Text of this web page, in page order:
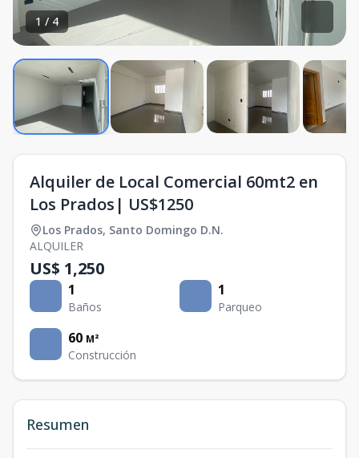
1 / 4
Alquiler de Local Comercial 60mt2 en
Los Prados| US$1250
Los Prados, Santo Domingo D.N.
ALQUILER
US$ 1,250
1
Baños
1
Parqueo
60 M²
Construcción
Resumen